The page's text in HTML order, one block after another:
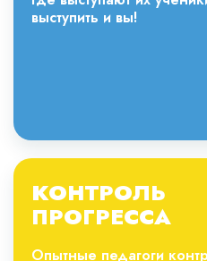
выступить и вы!
КОНТРОЛЬ
ПРОГРЕССА
Опытные педагоги